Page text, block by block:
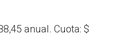
anual. Cuota: $